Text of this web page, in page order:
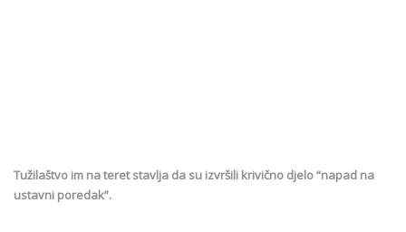
Tužilaštvo im na teret stavlja da su izvršili krivično djelo “napad na
ustavni poredak”.